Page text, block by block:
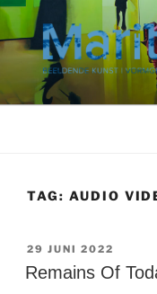
Ga
naar
de
TAG: AUDIO
GEPLAATST
OP
29 JUNI 2022
Remains Of